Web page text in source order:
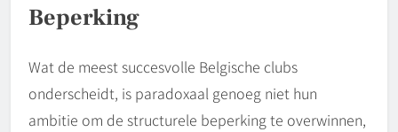
Beperking
Wat de meest succesvolle Belgische clubs
onderscheidt, is paradoxaal genoeg niet hun
ambitie om de structurele beperking te overwinnen,